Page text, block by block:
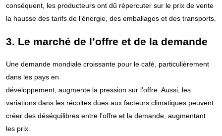
conséquent, les producteurs ont dû répercuter sur le prix de vente
la hausse des tarifs de l’énergie, des emballages et des transports.
3. Le marché de l’offre et de la demande
Une demande mondiale croissante pour le café, particulièrement
dans les pays en
développement, augmente la pression sur l’offre. Aussi, les
variations dans les récoltes dues aux facteurs climatiques peuvent
créer des déséquilibres entre l’offre et la demande, augmentant
les prix.